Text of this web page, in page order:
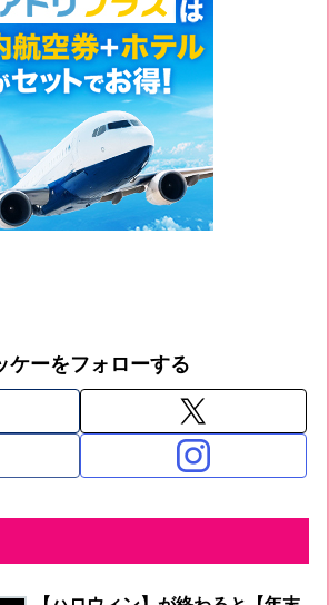
ケーをフォローする